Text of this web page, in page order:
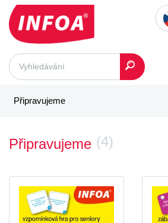
Připravujeme
Připravujeme (4)